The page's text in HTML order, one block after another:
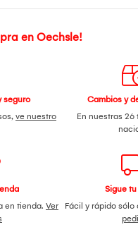
en Oechsle!
seguro
ve nuestro
Cambios y
En nuestras 26
en tienda. Ver
Sigue
Fácil y rápido sólo